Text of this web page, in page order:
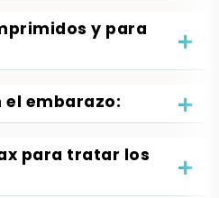
y para
el embarazo:
para tratar los